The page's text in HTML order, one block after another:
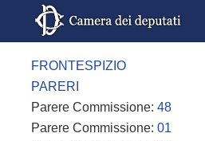
FRONTESPIZIO
PARERI
Parere Commissione:48
Parere Commissione:01